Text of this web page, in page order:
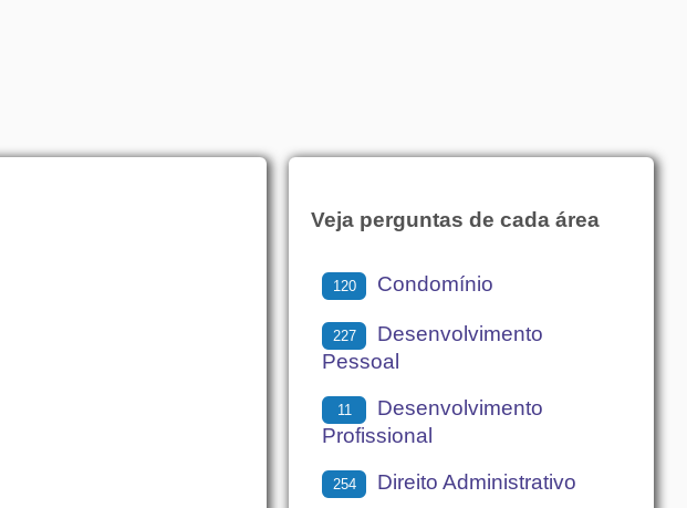
Veja perguntas de cada área
120 Condomínio
227
Desenvolvimento
Pessoal
11
Desenvolvimento
Profissional
254 Direito Administrativo